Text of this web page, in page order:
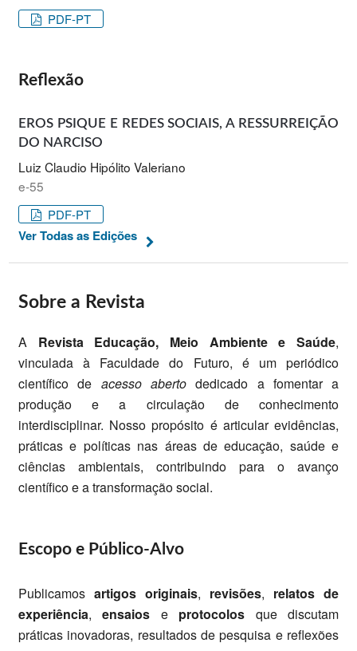
PDF-PT
Reflexão
EROS PSIQUE E REDES SOCIAIS, A RESSURREIÇÃO
DO NARCISO
Luiz Claudio Hipólito Valeriano
e-55
PDF-PT
Ver Todas as Edições
Sobre a Revista
A Revista Educação, Meio Ambiente e Saúde,
vinculada à Faculdade do Futuro, é um periódico
científico de acesso abertodedicado a fomentar a
produção e a circulação de conhecimento
interdisciplinar. Nosso propósito é articular evidências,
práticas e políticas nas áreas de educação, saúde e
ciências ambientais, contribuindo para o avanço
científico e a transformação social.
Escopo e Público-Alvo
Publicamos artigos originais, revisões, relatos de
experiência,ensaios e protocolos que discutam
práticas inovadoras, resultados de pesquisa e reflexões